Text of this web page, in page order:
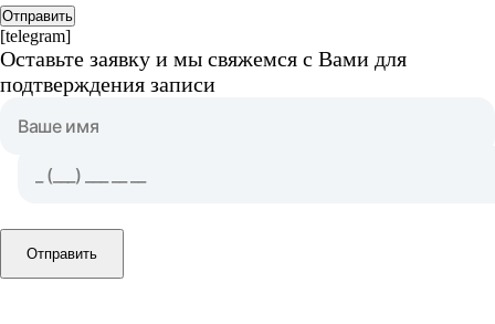
Отправить
[telegram]
Оставьте заявку и мы свяжемся с Вами для
подтверждения записи
Отправить